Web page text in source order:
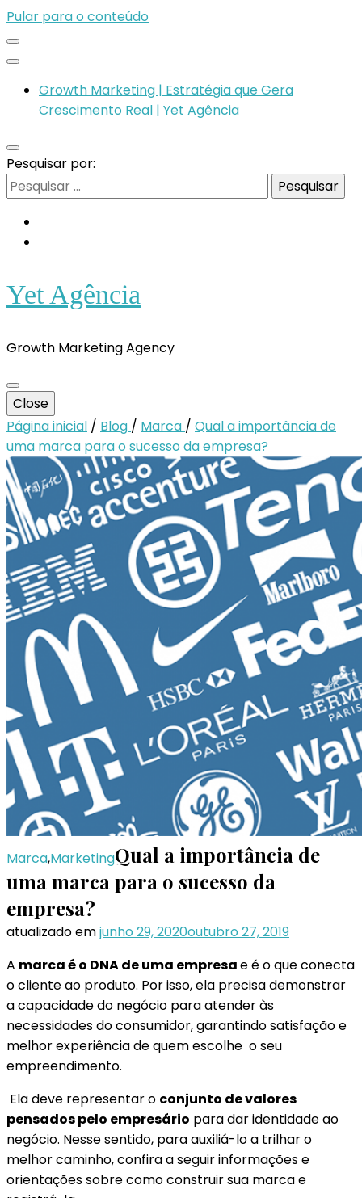
Pular para o conteúdo
Growth Marketing | Estratégia que Gera
Crescimento Real | Yet Agência
Pesquisar por:
Yet Agência
Growth Marketing Agency
Close
Página inicial / Blog / Marca / Qual a importância de
uma marca para o sucesso da empresa?
Marca,MarketingQual a importância de
uma marca para o sucesso da
empresa?
atualizado emjunho 29, 2020outubro 27, 2019
A marca é o DNA de uma empresae é o que conecta
o cliente ao produto. Por isso, ela precisa demonstrar
a capacidade do negócio para atender às
necessidades do consumidor, garantindo satisfação e
melhor experiência de quem escolhe o seu
empreendimento.
Ela deve representar o conjunto de valores
pensados pelo empresário para dar identidade ao
negócio. Nesse sentido, para auxiliá-lo a trilhar o
melhor caminho, confira a seguir informações e
orientações sobre como construir sua marca e